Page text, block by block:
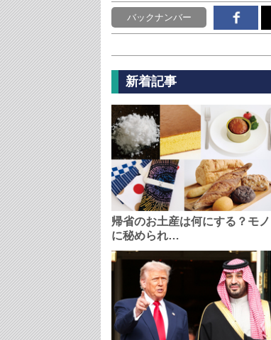
バックナンバー
新着記事
帰省のお土産は何にする？モノ
に秘められ…